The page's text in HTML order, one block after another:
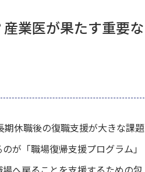
業医が果たす重要な
休職後の復職支援が大きな課題
が「職場復帰支援プログラム」